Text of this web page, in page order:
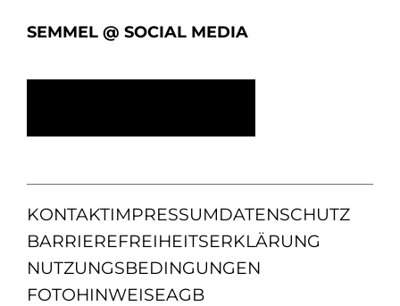
SEMMEL @ SOCIAL MEDIA
KONTAKTIMPRESSUMDATENSCHUTZ
BARRIEREFREIHEITSERKLÄRUNG
NUTZUNGSBEDINGUNGEN
FOTOHINWEISEAGB